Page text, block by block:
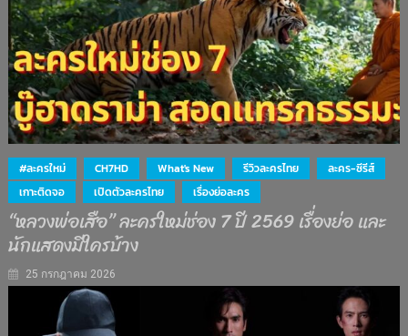
#ละครใหม่ CH7HD What's New รีวิวละครไทย
ละคร-ซีรีส์
เกาะติดจอ
เปิดตัวละครไทย เรื่องย่อละคร
“หลวงพ่อเสือ” ละครใหม่ช่อง 7 ปี 2569 เรื่องย่อ และ
นักแสดงมีใครบ้าง
25 กรกฎาคม 2026